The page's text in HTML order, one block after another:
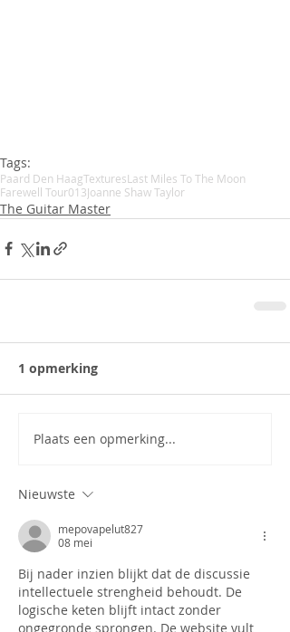
Tags:
Paard Den HaagTexturesLast Miles To The Moon
Farewell Tour013Joanne Shaw Taylor
The Guitar Master
1 opmerking
Plaats een opmerking...
Nieuwste
mepovapelut827
08 mei
Bij nader inzien blijkt dat de discussie
intellectuele strengheid behoudt. De
logische keten blijft intact zonder
ongegronde sprongen. De website vult